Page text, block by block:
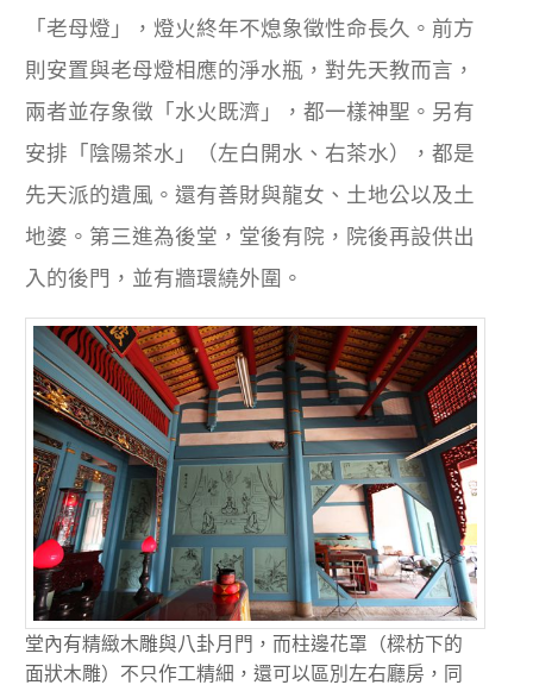
「老母燈」，燈火終年不熄象徵性命長久。前方
則安置與老母燈相應的淨水瓶，對先天教而言，
兩者並存象徵「水火既濟」，都一樣神聖。另有
安排「陰陽茶水」（左白開水、右茶水），都是
先天派的遺風。還有善財與龍女、土地公以及土
地婆。第三進為後堂，堂後有院，院後再設供出
入的後門，並有牆環繞外圍。
堂內有精緻木雕與八卦月門，而柱邊花罩（樑枋下的
面狀木雕）不只作工精細，還可以區別左右廳房，同